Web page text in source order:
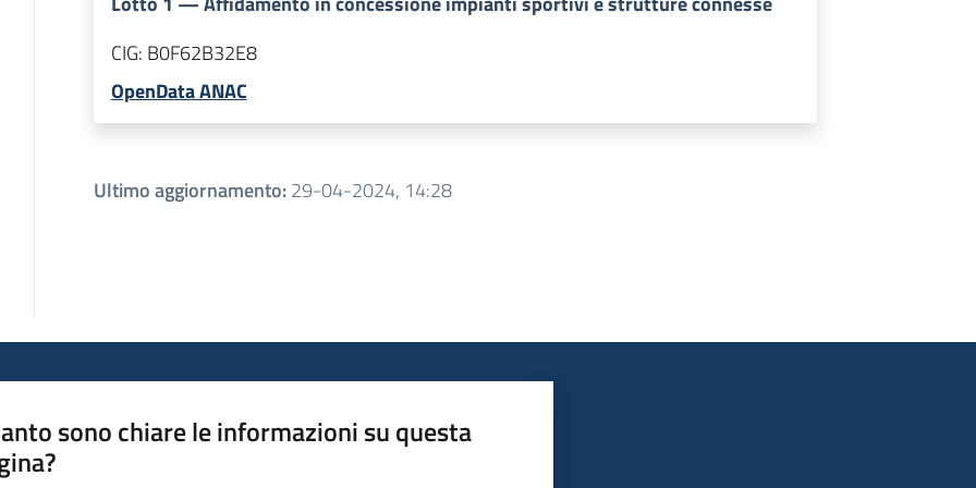
CIG: B0F62B32E8
OpenData ANAC
Ultimo aggiornamento:29-04-2024, 14:28
sono chiare le informazioni su questa